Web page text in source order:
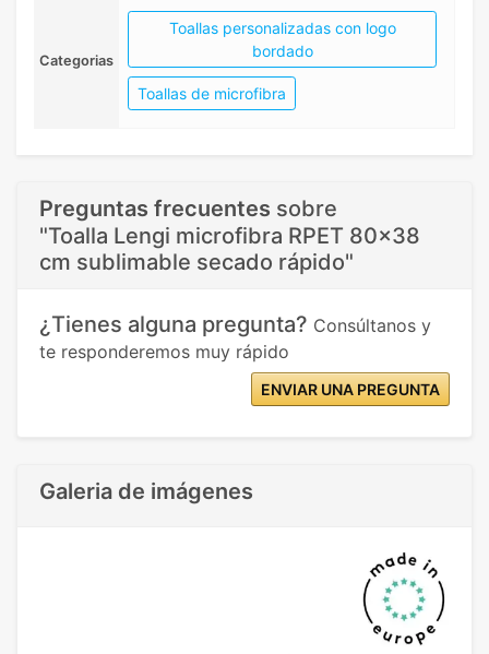
Categorias
Toallas personalizadas con logo
bordado
Toallas de microfibra
Preguntas frecuentes sobre
"Toalla Lengi microfibra RPET 80x38
cm sublimable secado rápido"
¿Tienes alguna pregunta? Consúltanos y
te responderemos muy rápido
ENVIAR UNA PREGUNTA
Galeria de imágenes